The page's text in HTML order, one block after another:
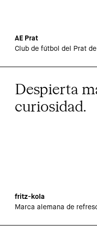
AE Prat
Club de fútbol del Prat
Despierta
curiosidad.
fritz-kola
Marca alemana de